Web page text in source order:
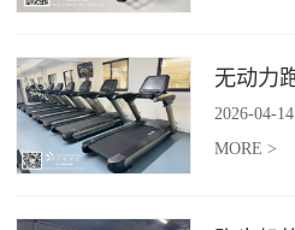
2026-04-14
MORE >